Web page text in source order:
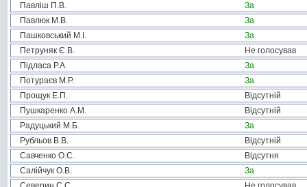
Павліш П.В.
За
Павлюк М.В.
За
Пашковський М.І.
За
Петруняк Є.В.
Не голосував
Підласа Р.А.
За
Потураєв М.Р.
За
Прощук Е.П.
Відсутній
Пушкаренко А.М.
Відсутній
Радуцький М.Б.
За
Рубльов В.В.
Відсутній
Савченко О.С.
Відсутня
Салійчук О.В.
За